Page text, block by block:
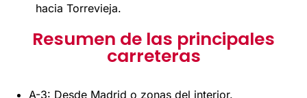
hacia Torrevieja.
Resumen de las principales
carreteras
A-3: Desde Madrid o zonas del interior.